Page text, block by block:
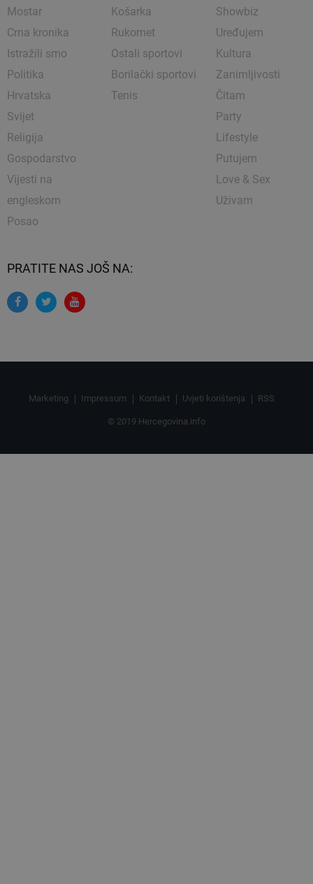
Mostar
Crna kronika
Istražili smo
Politika
Hrvatska
Svijet
Religija
Gospodarstvo
Vijesti na
engleskom
Posao
Košarka
Rukomet
Ostali sportovi
Borilački sportovi
Tenis
Showbiz
Uređujem
Kultura
Zanimljivosti
Čitam
Party
Lifestyle
Putujem
Love & Sex
Uživam
PRATITE NAS JOŠ NA:
Marketing Impressum Kontakt Uvjeti korištenja RSS
© 2019 Hercegovina.info